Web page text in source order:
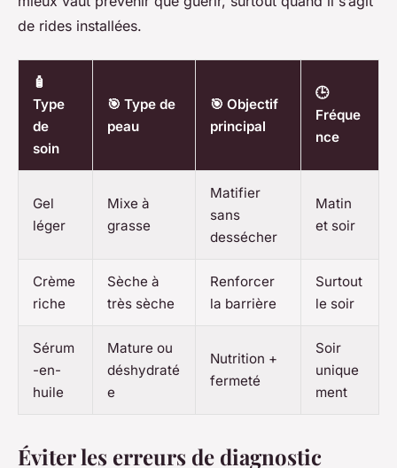
de rides installées.
🧴
Type
de
soin
🎯 Type de
peau
🎯 Objectif
principal
🕒
Fréque
nce
Gel
léger
Mixe à
grasse
Matifier
sans
dessécher
Matin
et soir
Crème
riche
Sèche à
très sèche
Renforcer
la barrière
Surtout
le soir
Sérum
-en-
huile
Mature ou
déshydraté
e
Nutrition +
fermeté
Soir
unique
ment
Éviter les erreurs de diagnostic